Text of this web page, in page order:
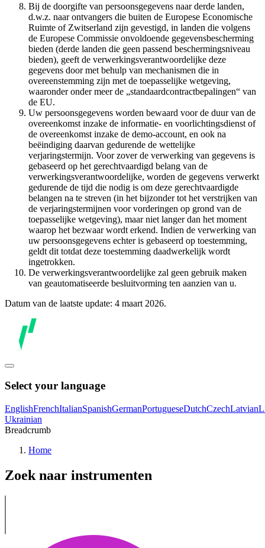
Bij de doorgifte van persoonsgegevens naar derde landen,
d.w.z. naar ontvangers die buiten de Europese Economische
Ruimte of Zwitserland zijn gevestigd, in landen die volgens
de Europese Commissie onvoldoende gegevensbescherming
bieden (derde landen die geen passend beschermingsniveau
bieden), geeft de verwerkingsverantwoordelijke deze
gegevens door met behulp van mechanismen die in
overeenstemming zijn met de toepasselijke wetgeving,
waaronder onder meer de „standaardcontractbepalingen“ van
de EU.
Uw persoonsgegevens worden bewaard voor de duur van de
overeenkomst inzake de informatie- en voorlichtingsdienst of
de overeenkomst inzake de demo-account, en ook na
beëindiging daarvan gedurende de wettelijke
verjaringstermijn. Voor zover de verwerking van gegevens is
gebaseerd op het gerechtvaardigd belang van de
verwerkingsverantwoordelijke, worden de gegevens verwerkt
gedurende de tijd die nodig is om deze gerechtvaardigde
belangen na te streven (in het bijzonder tot het verstrijken van
de verjaringstermijnen voor vorderingen op grond van de
toepasselijke wetgeving), maar niet langer dan het moment
waarop het bezwaar wordt erkend. Indien de verwerking van
uw persoonsgegevens echter is gebaseerd op toestemming,
geldt dit totdat deze toestemming daadwerkelijk wordt
ingetrokken.
De verwerkingsverantwoordelijke zal geen gebruik maken
van geautomatiseerde besluitvorming ten aanzien van u.
Datum van de laatste update: 4 maart 2026.
Select your language
EnglishFrenchItalianSpanishGermanPortugueseDutchCzechLatvian
Ukrainian
Breadcrumb
Home
Zoek naar instrumenten